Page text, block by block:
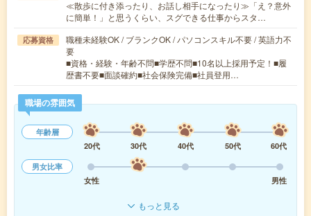
≪散歩に付き添ったり、お話し相手になったり≫「え？意外
に簡単！」と思うくらい、スグできる仕事からスタ…
応募資格
職種未経験OK / ブランクOK / パソコンスキル不要 / 英語力不
要
■資格・経験・年齢不問■学歴不問■10名以上採用予定！■履
歴書不要■面談確約■社会保険完備■社員登用…
職場の雰囲気
年齢層
20代
30代 40代 50代
60代
男女比率
女性
男性
もっと見る